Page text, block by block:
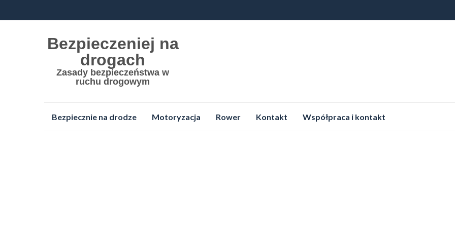
Bezpieczeniej na
drogach
Zasady bezpieczeństwa w
ruchu drogowym
Bezpiecznie na drodze Motoryzacja Rower Kontakt Współpraca i kontakt